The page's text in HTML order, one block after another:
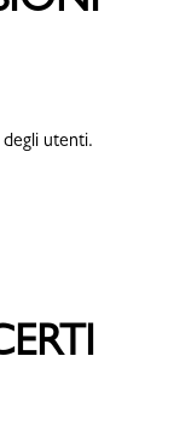
utenti.